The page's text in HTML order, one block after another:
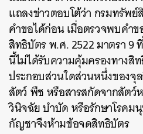
แถลงข่าวตอบโต้ว่า กรมทรัพ
คำขอได้ก่อน เมื่อตรวจพบค
สิทธิบัตร พ.ศ. 2522 มาตรา 9
นี้ไม่ได้รับความคุ้มครองทาง
ประกอบส่วนใดส่วนหนึ่งของ
สัตว์ พืช หรือสารสกัดจากสัตว์
วินิจฉัย บำบัด หรือรักษาโรคม
กัญชาจึงห้ามข้อจดสิทธิบัตร